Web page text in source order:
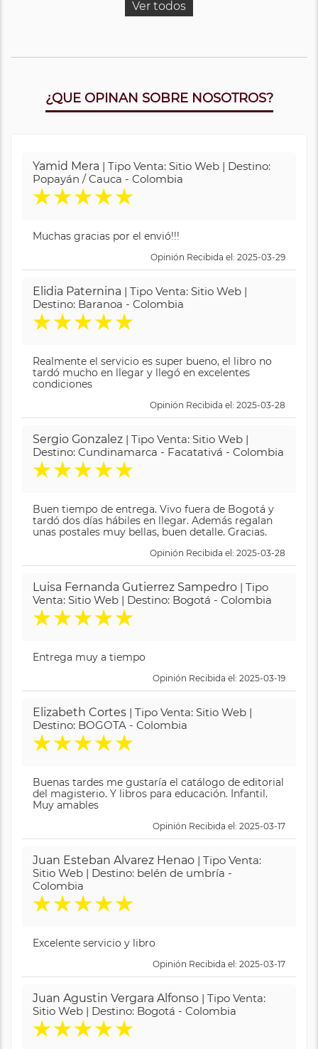
Ver todos
¿QUE OPINAN SOBRE NOSOTROS?
Yamid Mera | Tipo Venta: Sitio Web | Destino:
Popayán / Cauca - Colombia
★★★★★
Muchas gracias por el envió!!!
Opinión Recibida el: 2025-03-29
Elidia Paternina | Tipo Venta: Sitio Web |
Destino: Baranoa - Colombia
★★★★★
Realmente el servicio es super bueno, el libro no
tardó mucho en llegar y llegó en excelentes
condiciones
Opinión Recibida el: 2025-03-28
Sergio Gonzalez | Tipo Venta: Sitio Web |
Destino: Cundinamarca - Facatativá - Colombia
★★★★★
Buen tiempo de entrega. Vivo fuera de Bogotá y
tardó dos días hábiles en llegar. Además regalan
unas postales muy bellas, buen detalle. Gracias.
Opinión Recibida el: 2025-03-28
Luisa Fernanda Gutierrez Sampedro | Tipo
Venta: Sitio Web | Destino: Bogotá - Colombia
★★★★★
Entrega muy a tiempo
Opinión Recibida el: 2025-03-19
Elizabeth Cortes | Tipo Venta: Sitio Web |
Destino: BOGOTA - Colombia
★★★★★
Buenas tardes me gustaría el catálogo de editorial
del magisterio. Y libros para educación. Infantil.
Muy amables
Opinión Recibida el: 2025-03-17
Juan Esteban Alvarez Henao | Tipo Venta:
Sitio Web | Destino: belén de umbría -
Colombia
★★★★★
Excelente servicio y libro
Opinión Recibida el: 2025-03-17
Juan Agustin Vergara Alfonso | Tipo Venta:
Sitio Web | Destino: Bogotá - Colombia
★★★★★